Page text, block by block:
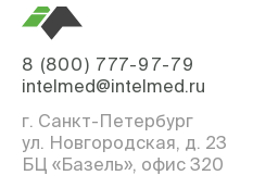
8 (800) 777-97-79
intelmed@intelmed.ru
г. Санкт-Петербург
ул. Новгородская, д. 23
БЦ «Базель», офис 320